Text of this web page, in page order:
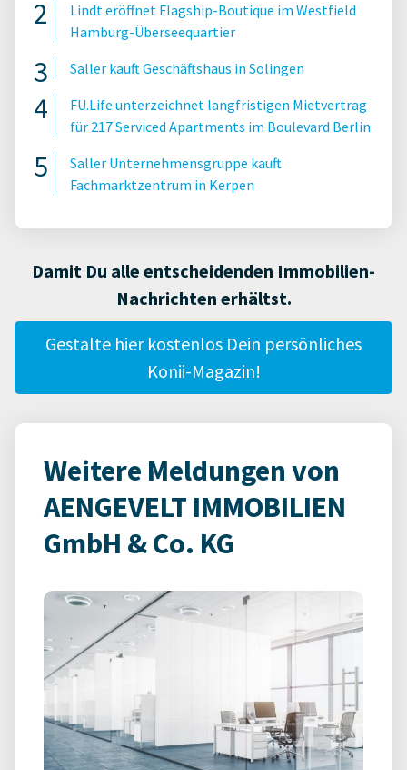
Lindt eröffnet Flagship-Boutique im Westfield
Hamburg-Überseequartier
Saller kauft Geschäftshaus in Solingen
FU.Life unterzeichnet langfristigen Mietvertrag
für 217 Serviced Apartments im Boulevard Berlin
Saller Unternehmensgruppe kauft
Fachmarktzentrum in Kerpen
Damit Du alle entscheidenden Immobilien-
Nachrichten erhältst.
Gestalte hier kostenlos Dein persönliches
Konii-Magazin!
Weitere Meldungen von
AENGEVELT IMMOBILIEN
GmbH & Co. KG